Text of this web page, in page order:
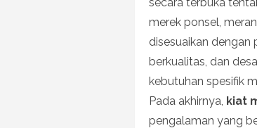
merek ponsel,
disesuaikan dengan
berkualitas, dan
kebutuhan spesifik
Pada akhirnya, kiat
pengalaman yang